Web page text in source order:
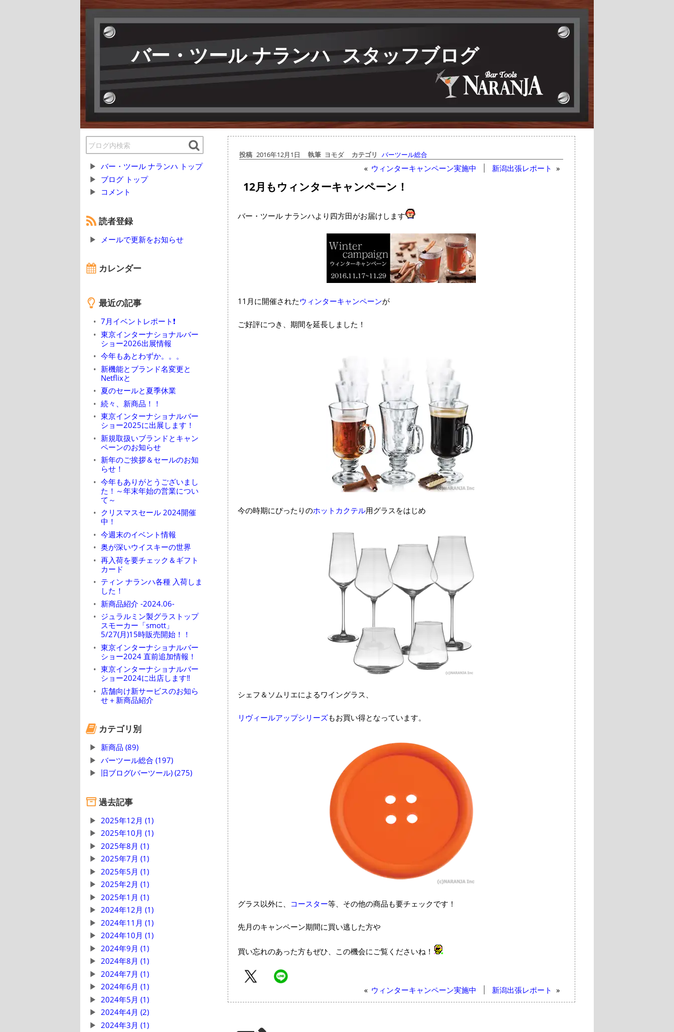
バー・ツール ナランハ スタッフブログ
バー・ツール ナランハ トップ
ブログ トップ
コメント
読者登録
メールで更新をお知らせ
カレンダー
最近の記事
7月イベントレポート❗
東京インターナショナルバー
ショー2026出展情報
今年もあとわずか。。。
新機能とブランド名変更と
Netflixと
夏のセールと夏季休業
続々、新商品！！
東京インターナショナルバー
ショー2025に出展します！
新規取扱いブランドとキャン
ペーンのお知らせ
新年のご挨拶＆セールのお知
らせ！
今年もありがとうございまし
た！～年末年始の営業につい
て～
クリスマスセール 2024開催
中！
今週末のイベント情報
奥が深いウイスキーの世界
再入荷を要チェック＆ギフト
カード
ティン ナランハ各種 入荷しま
した！
新商品紹介 -2024.06-
ジュラルミン製グラストップ
スモーカー「smott」
5/27(月)15時販売開始！！
東京インターナショナルバー
ショー2024 直前追加情報！
東京インターナショナルバー
ショー2024に出店します‼
店舗向け新サービスのお知ら
せ＋新商品紹介
カテゴリ別
新商品 (89)
バーツール総合 (197)
旧ブログ(バーツール) (275)
過去記事
2025年12月 (1)
2025年10月 (1)
2025年8月 (1)
2025年7月 (1)
2025年5月 (1)
2025年2月 (1)
2025年1月 (1)
2024年12月 (1)
2024年11月 (1)
2024年10月 (1)
2024年9月 (1)
2024年8月 (1)
2024年7月 (1)
2024年6月 (1)
2024年5月 (1)
2024年4月 (2)
2024年3月 (1)
投稿 2016年12月1日 執筆 ヨモダ カテゴリ バーツール総合
« ウィンターキャンペーン実施中 新潟出張レポート »
12月もウィンターキャンペーン！
バー・ツール ナランハより四方田がお届けします
11月に開催されたウィンターキャンペーンが
ご好評につき、期間を延長しました！
今の時期にぴったりのホットカクテル用グラスをはじめ
シェフ＆ソムリエによるワイングラス、
リヴィールアップシリーズもお買い得となっています。
グラス以外に、 コースター等、その他の商品も要チェックです！
先月のキャンペーン期間に買い逃した方や
買い忘れのあった方もぜひ、この機会にご覧くださいね！
« ウィンターキャンペーン実施中 新潟出張レポート »